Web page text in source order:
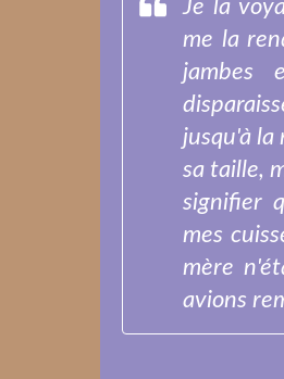
Je la
me la
jambes
jusqu'à la
sa taille,
signifier
mes
mère
avions